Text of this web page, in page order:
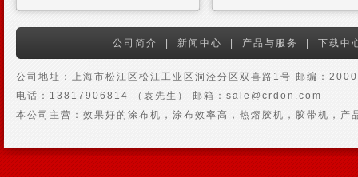
公司简介 新闻中心 产品与服务 下载中
公司地址：上海市松江区松江工业区洞泾分区双喜路1号 邮编：
电话：13817906814 （袁先生） 邮箱：sale@crdon.com
本公司主营：效果好的涂布机，涂布效率高，热熔胶机，胶带机，